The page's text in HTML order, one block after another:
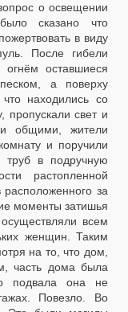
о освещении
сказано что
в виду
После гибели
огнём оставшиеся
а поверху
находились со
пропускали свет и
общими, жители
и поручили
труб в подручную
растопленной
за
моменты затишья
всем
женщин. Таким
на то, что дом,
часть дома была
подвала она не
Повезло. Во